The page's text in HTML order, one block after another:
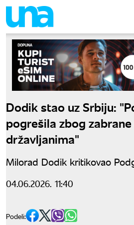
Dodik stao uz Srbiju:
pogrešila zbog
državljanima"
Milorad Dodik kritikovao
04.06.2026. 11:40
Podeli: